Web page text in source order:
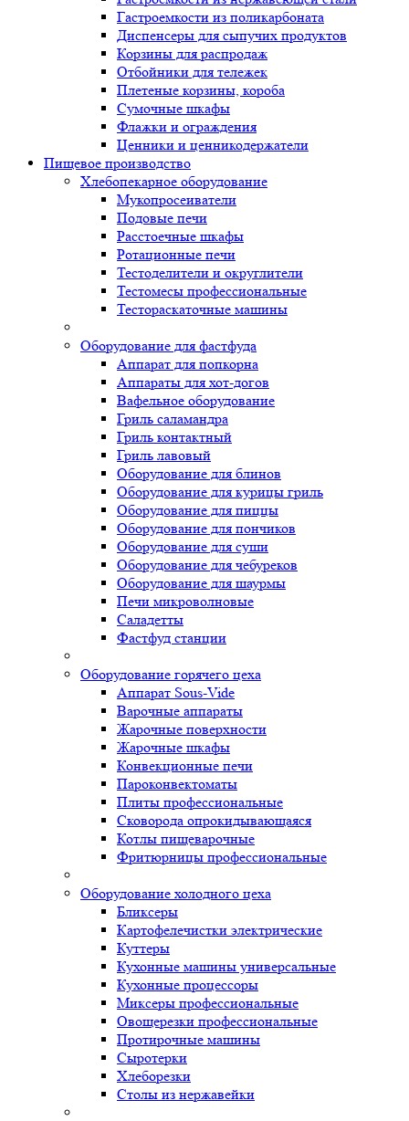
Гастроемкости из поликарбоната
Диспенсеры для сыпучих продуктов
Корзины для распродаж
Отбойники для тележек
Плетеные корзины, короба
Сумочные шкафы
Флажки и ограждения
Ценники и ценникодержатели
Пищевое производство
Хлебопекарное оборудование
Мукопросеиватели
Подовые печи
Расстоечные шкафы
Ротационные печи
Тестоделители и округлители
Тестомесы профессиональные
Тестораскаточные машины
Оборудование для фастфуда
Аппарат для попкорна
Аппараты для хот-догов
Вафельное оборудование
Гриль саламандра
Гриль контактный
Гриль лавовый
Оборудование для блинов
Оборудование для курицы гриль
Оборудование для пиццы
Оборудование для пончиков
Оборудование для суши
Оборудование для чебуреков
Оборудование для шаурмы
Печи микроволновые
Саладетты
Фастфуд станции
Оборудование горячего цеха
Аппарат Sous-Vide
Варочные аппараты
Жарочные поверхности
Жарочные шкафы
Конвекционные печи
Пароконвектоматы
Плиты профессиональные
Сковорода опрокидывающаяся
Котлы пищеварочные
Фритюрницы профессиональные
Оборудование холодного цеха
Бликсеры
Картофелечистки электрические
Куттеры
Кухонные машины универсальные
Кухонные процессоры
Миксеры профессиональные
Овощерезки профессиональные
Протирочные машины
Сыротерки
Хлеборезки
Столы из нержавейки